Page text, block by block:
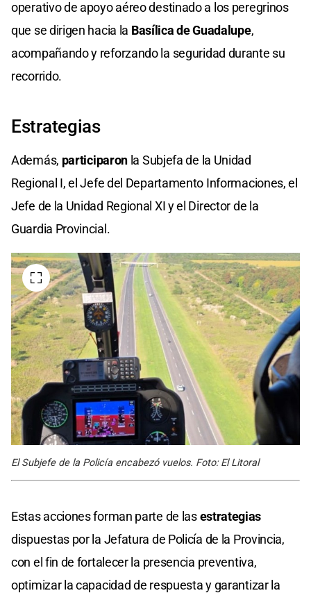
operativo de apoyo aéreo destinado a los peregrinos
que se dirigen hacia la Basílica de Guadalupe,
acompañando y reforzando la seguridad durante su
recorrido.
Estrategias
Además, participaron la Subjefa de la Unidad
Regional I, el Jefe del Departamento Informaciones, el
Jefe de la Unidad Regional XI y el Director de la
Guardia Provincial.
El Subjefe de la Policía encabezó vuelos. Foto: El Litoral
Estas acciones forman parte de lasestrategias
dispuestas por la Jefatura de Policía de la Provincia,
con el fin de fortalecer la presencia preventiva,
optimizar la capacidad de respuesta y garantizar la